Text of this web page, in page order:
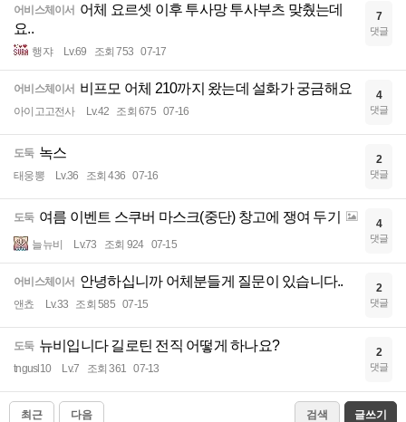
어비스체이서 어체 요르셋 이후 투사망 투사부츠 맞췄는데
요..
행쟈 Lv.69 조회 753 07-17
7
댓글
어비스체이서 비프모 어체 210까지 왔는데 설화가 궁금해요
아이고고전사 Lv.42 조회 675 07-16
4
댓글
도둑 녹스
태웅뽕 Lv.36 조회 436 07-16
2
댓글
도둑 여름 이벤트 스쿠버 마스크(중단) 창고에 쟁여 두기
늘뉴비 Lv.73 조회 924 07-15
4
댓글
어비스체이서 안녕하십니까 어체분들게 질문이 있습니다..
앤쵸 Lv.33 조회 585 07-15
2
댓글
도둑 뉴비입니다 길로틴 전직 어떻게 하나요?
tngusl10 Lv.7 조회 361 07-13
2
댓글
최근 다음 검색 글쓰기